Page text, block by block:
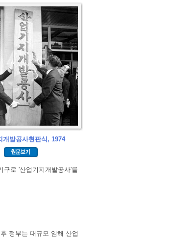
개발공사현판식, 1974
구로 '산업기지개발공사'를
정부는 대규모 임해 산업